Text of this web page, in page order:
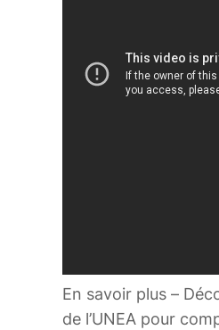
En savoir plus –
de l’UNEA pour